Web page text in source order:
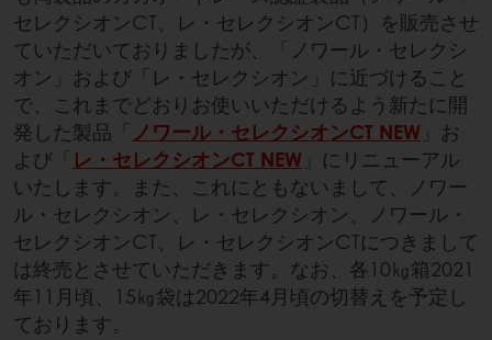
セレクシオンCT、レ・セレクシオンCT）を販売させ
ていただいておりましたが、「ノワール・セレクシ
オン」および「レ・セレクシオン」に近づけること
で、これまでどおりお使いいただけるよう新たに開
発した製品「
ノワール・セレクシオンCT NEW 」お
よび「
レ・セレクシオンCT NEW 」にリニューアル
いたします。また、これにともないまして、ノワー
ル・セレクシオン、レ・セレクシオン、ノワール・
セレクシオンCT、レ・セレクシオンCTにつきまして
は終売とさせていただきます。なお、各10㎏箱2021
年11月頃、15㎏袋は2022年4月頃の切替えを予定し
ております。